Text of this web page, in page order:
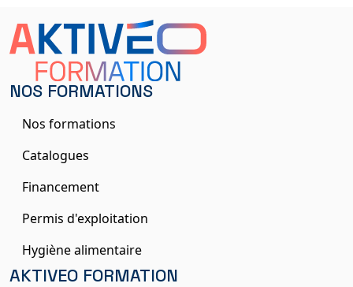
NOS FORMATIONS
Nos formations
Catalogues
Financement
Permis d'exploitation
Hygiène alimentaire
AKTIVEO FORMATION